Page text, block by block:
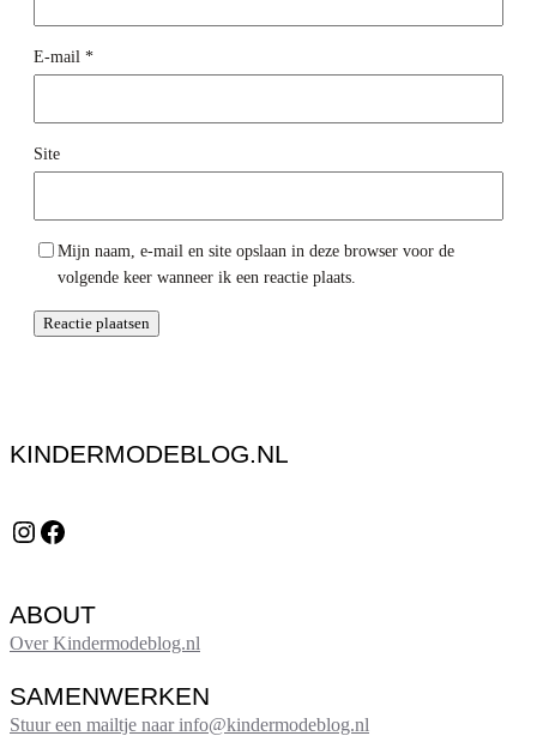
E-mail *
Site
Mijn naam, e-mail en site opslaan in deze browser voor de
volgende keer wanneer ik een reactie plaats.
KINDERMODEBLOG.NL
Instagram Facebook
ABOUT
Over Kindermodeblog.nl
SAMENWERKEN
Stuur een mailtje naar info@kindermodeblog.nl